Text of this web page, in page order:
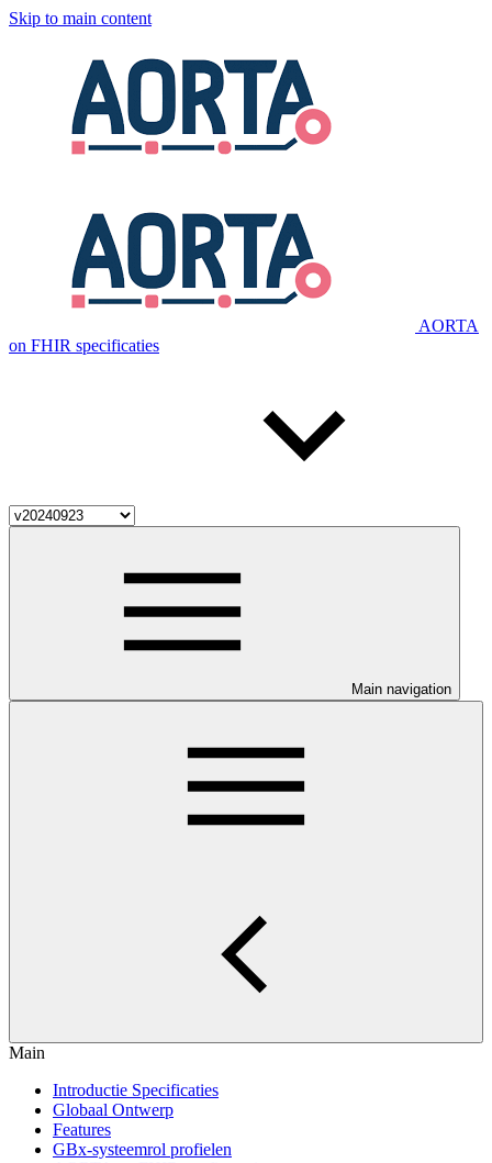
Skip to main content
AORTA
on FHIR specificaties
Main navigation
Main
Introductie Specificaties
Globaal Ontwerp
Features
GBx-systeemrol profielen